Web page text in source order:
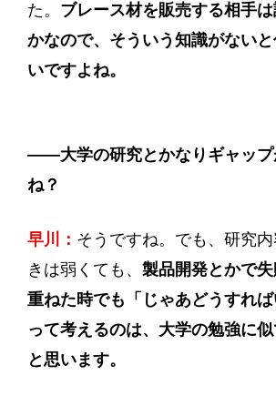
た。 ブレース材を販売する相手
かなので、そういう知識がない
いですよね。
——大学の研究とかなりギャッ
ね？
早川： そうですね。でも、研究
きは弱くても、 製品開発とかで
重ねた時でも「じゃあどうすれば
って考えるのは、大学の勉強に
と思います。